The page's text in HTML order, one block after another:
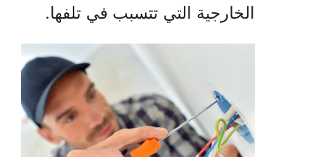
الخارجية التي تتسبب في تلفها.